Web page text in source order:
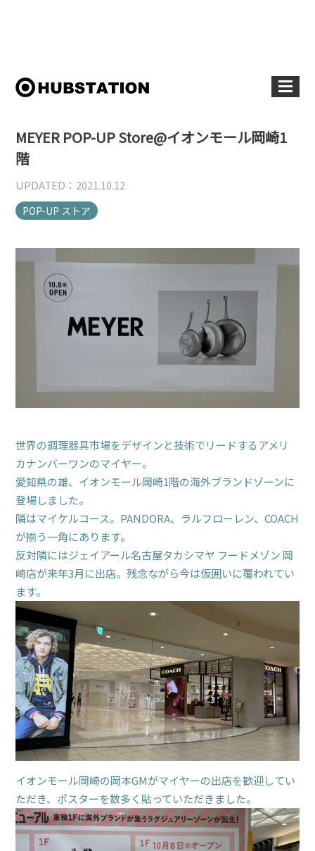
MEYER POP-UP Store@イオンモール岡崎1
階
UPDATED：2021.10.12
POP-UP ストア
世界の調理器具市場をデザインと技術でリードするアメリ
カナンバーワンのマイヤー。
愛知県の雄、イオンモール岡崎1階の海外ブランドゾーンに
登場しました。
隣はマイケルコース。PANDORA、ラルフローレン、COACH
が揃う一角にあります。
反対隣にはジェイアール名古屋タカシマヤ フードメゾン 岡
崎店が来年3月に出店。残念ながら今は仮囲いに覆われてい
ます。
イオンモール岡崎の岡本GMがマイヤーの出店を歓迎してい
ただき、ポスターを数多く貼っていただきました。